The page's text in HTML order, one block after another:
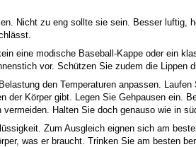
Nicht zu eng sollte sie sein. Besser
eine modische Baseball-Kappe oder ein
vor. Schützen Sie zudem die Lippen
den Temperaturen anpassen.
der Körper gibt. Legen Sie Gehpausen ein.
Halten Sie doch genauso wie in
Zum Ausgleich eignen sich am
was er braucht. Trinken Sie am besten